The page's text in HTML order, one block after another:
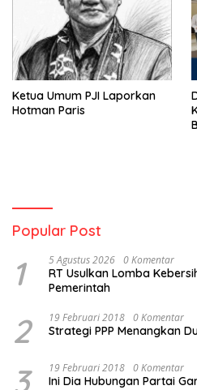
Ketua Umum PJI Laporkan
Hotman Paris
Popular Post
1 5 Agustus 2026 0 Komentar
RT Usulkan Lomba
Pemerintah
2 19 Februari 2018 0 Komentar
Strategi PPP Menangkan
3 19 Februari 2018 0 Komentar
Ini Dia Hubungan Partai